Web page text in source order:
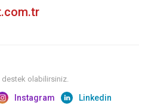
olabilirsiniz.
Instagram Linkedin